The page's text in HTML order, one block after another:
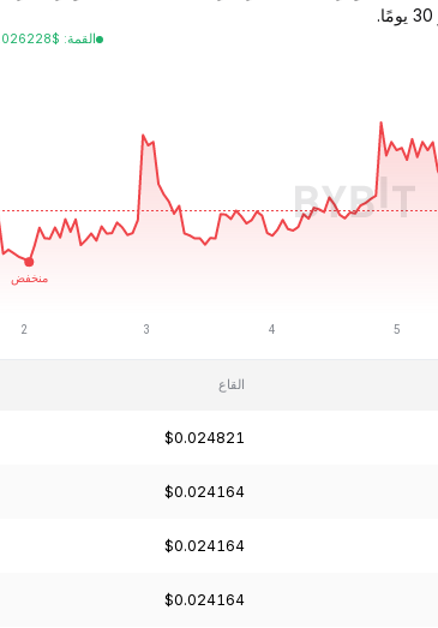
القمة:
$
القاع
$0.024821
$0.024164
$0.024164
$0.024164